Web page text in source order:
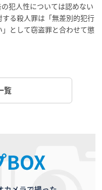
犯人性については認めない
る殺人罪は「無差別的犯行
として窃盗罪と合わせて懲
覧